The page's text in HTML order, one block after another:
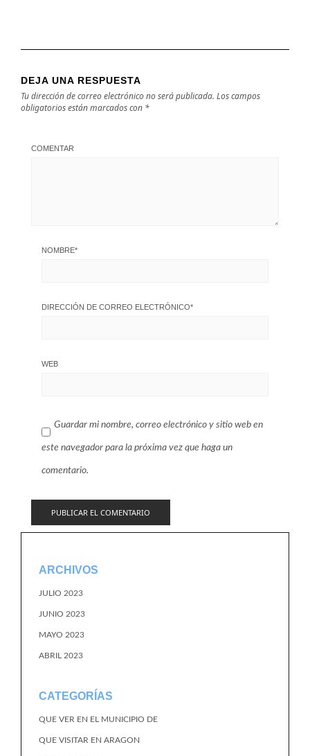
DEJA UNA RESPUESTA
Tu dirección de correo electrónico no será publicada. Los campos
obligatorios están marcados con *
COMENTAR
NOMBRE*
DIRECCIÓN DE CORREO ELECTRÓNICO*
WEB
Guardar mi nombre, correo electrónico y sitio web en
este navegador para la próxima vez que haga un
comentario.
ARCHIVOS
JULIO 2023
JUNIO 2023
MAYO 2023
ABRIL 2023
CATEGORÍAS
QUE VER EN EL MUNICIPIO DE
QUE VISITAR EN ARAGON